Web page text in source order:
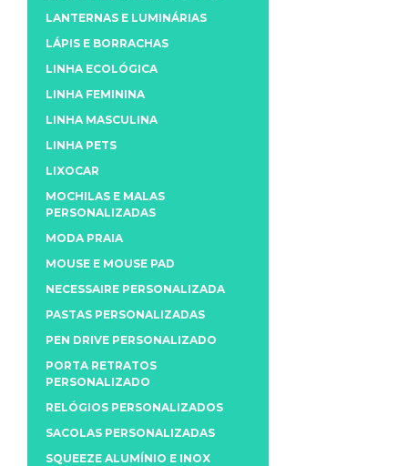
LANTERNAS E LUMINÁRIAS
LÁPIS E BORRACHAS
LINHA ECOLÓGICA
LINHA FEMININA
LINHA MASCULINA
LINHA PETS
LIXOCAR
MOCHILAS E MALAS
PERSONALIZADAS
MODA PRAIA
MOUSE E MOUSE PAD
NECESSAIRE PERSONALIZADA
PASTAS PERSONALIZADAS
PEN DRIVE PERSONALIZADO
PORTA RETRATOS
PERSONALIZADO
RELÓGIOS PERSONALIZADOS
SACOLAS PERSONALIZADAS
SQUEEZE ALUMÍNIO E INOX